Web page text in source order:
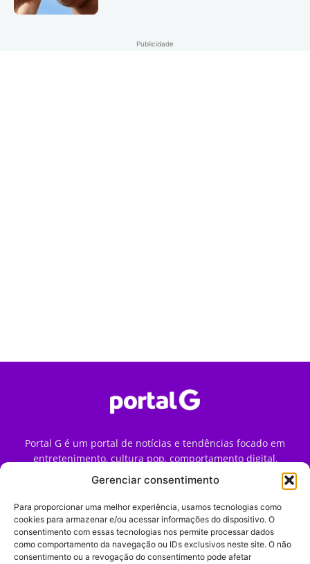
Gerenciar consentimento
Para proporcionar uma melhor experiência, usamos tecnologias como
cookies para armazenar e/ou acessar informações do dispositivo. O
consentimento com essas tecnologias nos permite processar dados
como comportamento da navegação ou IDs exclusivos neste site. O não
consentimento ou a revogação do consentimento pode afetar
Publicidade
Portal G é um portal de notícias e tendências focado em
entretenimento, cultura pop, comportamento digital,
streaming, games e iniciativas de marca que impactam a
forma como o público vive e consome internet no Brasil.
Contato:contato@portalg.com.br